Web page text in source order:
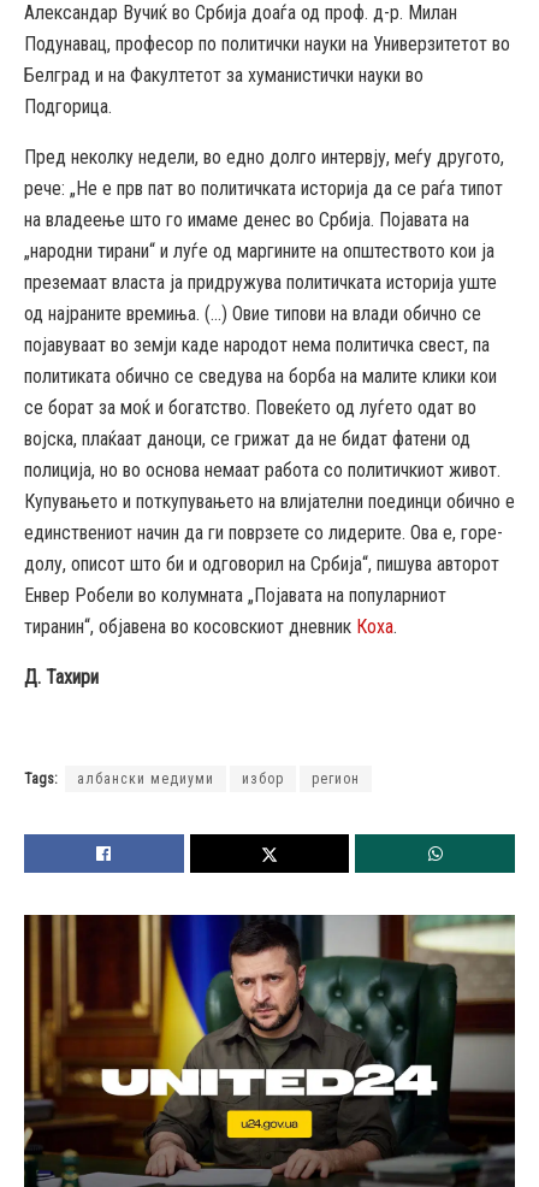
Александар Вучиќ во Србија доаѓа од проф. д-р. Милан
Подунавац, професор по политички науки на Универзитетот во
Белград и на Факултетот за хуманистички науки во
Подгорица.
Пред неколку недели, во едно долго интервју, меѓу другото,
рече: „Не е прв пат во политичката историја да се раѓа типот
на владеење што го имаме денес во Србија. Појавата на
„народни тирани“ и луѓе од маргините на општеството кои ја
преземаат власта ја придружува политичката историја уште
од најраните времиња. (…) Овие типови на влади обично се
појавуваат во земји каде народот нема политичка свест, па
политиката обично се сведува на борба на малите клики кои
се борат за моќ и богатство. Повеќето од луѓето одат во
војска, плаќаат даноци, се грижат да не бидат фатени од
полиција, но во основа немаат работа со политичкиот живот.
Купувањето и поткупувањето на влијателни поединци обично е
единствениот начин да ги поврзете со лидерите. Ова е, горе-
долу, описот што би и одговорил на Србија“, пишува авторот
Енвер Робели во колумната „Појавата на популарниот
тиранин“, објавена во косовскиот дневник Коха.
Д. Тахири
Tags: албански медиуми избор регион